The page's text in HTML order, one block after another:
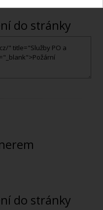
do stránky
do stránky